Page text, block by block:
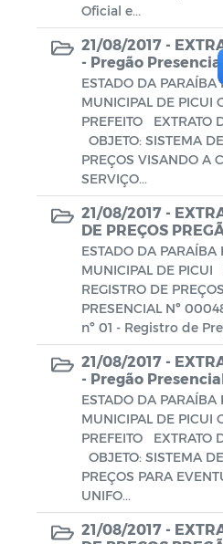
Oficial e...
21/08/2017 -
- Pregão
ESTADO DA PARAÍBA
MUNICIPAL DE PICUI
PREFEITO EXTRATO
OBJETO: SISTEMA
PREÇOS VISANDO A
SERVIÇO...
21/08/2017 -
DE PREÇOS
ESTADO DA PARAÍBA
MUNICIPAL DE PICUI
REGISTRO DE
PRESENCIAL Nº
nº 01 - Registro de
21/08/2017 -
- Pregão
ESTADO DA PARAÍBA
MUNICIPAL DE PICUI
PREFEITO EXTRATO
OBJETO: SISTEMA
PREÇOS PARA
UNIFO...
21/08/2017 -